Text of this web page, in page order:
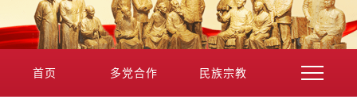
首页 多党合作 民族宗教